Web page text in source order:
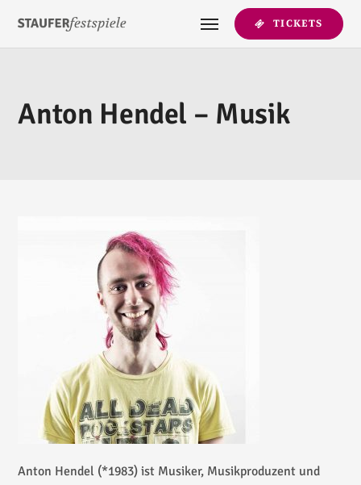
TICKETS
Anton Hendel – Musik
Anton Hendel (*1983) ist Musiker, Musikproduzent und